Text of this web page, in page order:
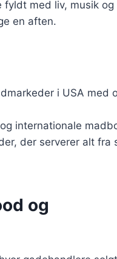
med liv, musik og
en aften.
i USA med
internationale
der serverer alt fra
og